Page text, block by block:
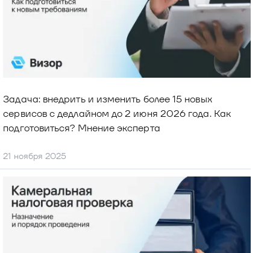
Задача: внедрить и изменить более 15 новых
сервисов с дедлайном до 2 июня 2026 года. Как
подготовиться? Мнение эксперта
21 ноября 2025